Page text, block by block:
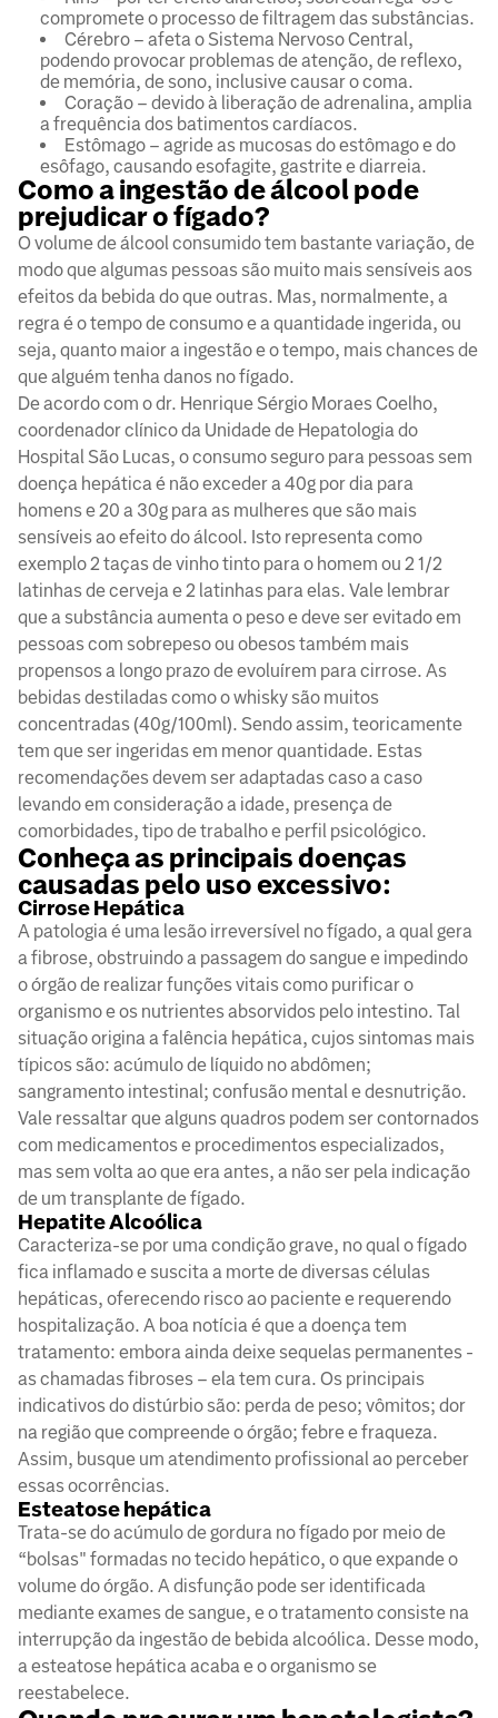
compromete o processo de filtragem das substâncias.
Cérebro – afeta o Sistema Nervoso Central,
podendo provocar problemas de atenção, de reflexo,
de memória, de sono, inclusive causar o coma.
Coração – devido à liberação de adrenalina, amplia
a frequência dos batimentos cardíacos.
Estômago – agride as mucosas do estômago e do
esôfago, causando esofagite, gastrite e diarreia.
Como a ingestão de álcool pode
prejudicar o fígado?
O volume de álcool consumido tem bastante variação, de
modo que algumas pessoas são muito mais sensíveis aos
efeitos da bebida do que outras. Mas, normalmente, a
regra é o tempo de consumo e a quantidade ingerida, ou
seja, quanto maior a ingestão e o tempo, mais chances de
que alguém tenha danos no fígado.
De acordo com o dr. Henrique Sérgio Moraes Coelho,
coordenador clínico da Unidade de Hepatologia do
Hospital São Lucas, o consumo seguro para pessoas sem
doença hepática é não exceder a 40g por dia para
homens e 20 a 30g para as mulheres que são mais
sensíveis ao efeito do álcool. Isto representa como
exemplo 2 taças de vinho tinto para o homem ou 2 1/2
latinhas de cerveja e 2 latinhas para elas. Vale lembrar
que a substância aumenta o peso e deve ser evitado em
pessoas com sobrepeso ou obesos também mais
propensos a longo prazo de evoluírem para cirrose. As
bebidas destiladas como o whisky são muitos
concentradas (40g/100ml). Sendo assim, teoricamente
tem que ser ingeridas em menor quantidade. Estas
recomendações devem ser adaptadas caso a caso
levando em consideração a idade, presença de
comorbidades, tipo de trabalho e perfil psicológico.
Conheça as principais doenças
causadas pelo uso excessivo:
Cirrose Hepática
A patologia é uma lesão irreversível no fígado, a qual gera
a fibrose, obstruindo a passagem do sangue e impedindo
o órgão de realizar funções vitais como purificar o
organismo e os nutrientes absorvidos pelo intestino. Tal
situação origina a falência hepática, cujos sintomas mais
típicos são: acúmulo de líquido no abdômen;
sangramento intestinal; confusão mental e desnutrição.
Vale ressaltar que alguns quadros podem ser contornados
com medicamentos e procedimentos especializados,
mas sem volta ao que era antes, a não ser pela indicação
de um transplante de fígado.
Hepatite Alcoólica
Caracteriza-se por uma condição grave, no qual o fígado
fica inflamado e suscita a morte de diversas células
hepáticas, oferecendo risco ao paciente e requerendo
hospitalização. A boa notícia é que a doença tem
tratamento: embora ainda deixe sequelas permanentes -
as chamadas fibroses – ela tem cura. Os principais
indicativos do distúrbio são: perda de peso; vômitos; dor
na região que compreende o órgão; febre e fraqueza.
Assim, busque um atendimento profissional ao perceber
essas ocorrências.
Esteatose hepática
Trata-se do acúmulo de gordura no fígado por meio de
“bolsas" formadas no tecido hepático, o que expande o
volume do órgão. A disfunção pode ser identificada
mediante exames de sangue, e o tratamento consiste na
interrupção da ingestão de bebida alcoólica. Desse modo,
a esteatose hepática acaba e o organismo se
reestabelece.